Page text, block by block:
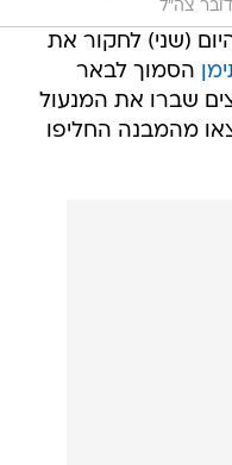
דובר צה"ל
(שני) לחקור את
הסמוך לבאר
שברו את המנעול
מהמבנה החליפו